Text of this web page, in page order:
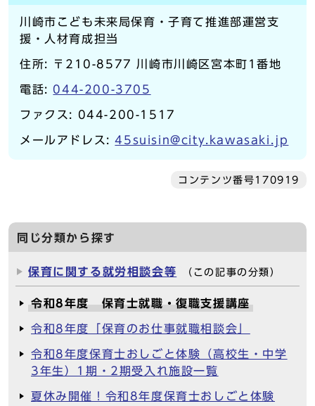
川崎市こども未来局保育・子育て推進部運営支
援・人材育成担当
住所: 〒210-8577 川崎市川崎区宮本町1番地
電話: 044-200-3705
ファクス: 044-200-1517
メールアドレス:45suisin@city.kawasaki.jp
コンテンツ番号170919
同じ分類から探す
保育に関する就労相談会等 （この記事の分類）
令和8年度 保育士就職・復職支援講座
令和8年度「保育のお仕事就職相談会」
令和8年度保育士おしごと体験（高校生・中学
3年生）1期・2期受入れ施設一覧
夏休み開催！令和8年度保育士おしごと体験